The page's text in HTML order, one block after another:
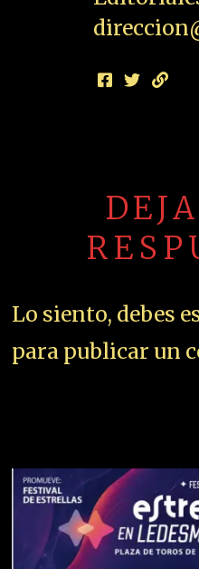
Lo siento, debes
para publicar un